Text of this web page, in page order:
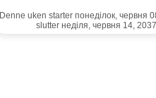
Denne uken starter понеділок, червня
slutter неділя, червня 14,